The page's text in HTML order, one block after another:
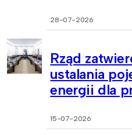
28-07-2026
Rząd
ustalania
energii dla
15-07-2026